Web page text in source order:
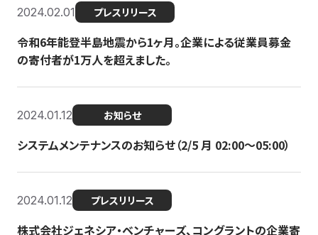
2024.02.01 プレスリリース
令和6年能登半島地震から1ヶ月。企業による従業員募金
の寄付者が1万人を超えました。
2024.01.12 お知らせ
システムメンテナンスのお知らせ（2/5 月 02:00〜05:00）
2024.01.12 プレスリリース
株式会社ジェネシア・ベンチャーズ、コングラントの企業寄